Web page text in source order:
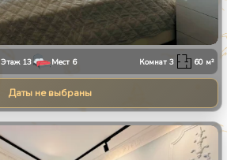
Этаж 13 Мест 6 Комнат3 60 м²
Даты не выбраны